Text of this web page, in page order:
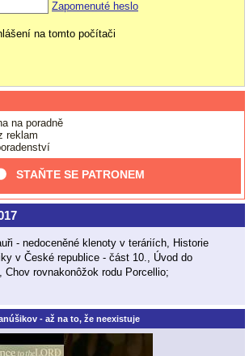
Zapomenuté heslo
na tomto počítači
na poradně
reklam
STAŇTE SE PATRONEM
- nedoceněné klenoty v teráriích, Historie
v České republice - část 10., Úvod do
Chov rovnakonôžok rodu Porcellio;
- až na to, že neexistuje